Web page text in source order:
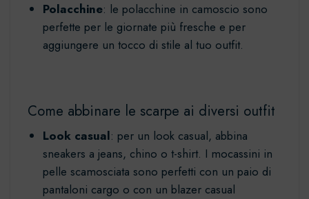
Polacchine: le polacchine in camoscio sono
perfette per le giornate più fresche e per
aggiungere un tocco di stile al tuo outfit.
Come abbinare le scarpe ai diversi outfit
Look casual: per un look casual, abbina
sneakers a jeans, chino o t-shirt. I mocassini in
pelle scamosciata sono perfetti con un paio di
pantaloni cargo o con un blazer casual